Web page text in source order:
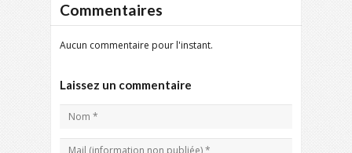
Commentaires
Aucun commentaire pour l'instant.
Laissez un commentaire